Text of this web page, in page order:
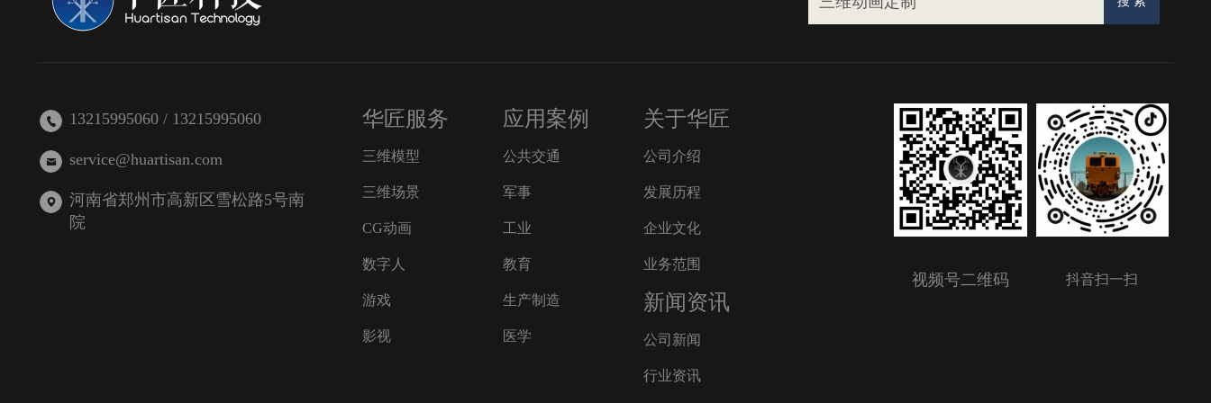
13215995060 / 13215995060
service@huartisan.com
河南省郑州市高新区雪松路5号南
院
华匠服务
三维模型
三维场景
CG动画
数字人
游戏
影视
应用案例
公共交通
军事
工业
教育
生产制造
医学
关于华匠
公司介绍
发展历程
企业文化
业务范围
新闻资讯
公司新闻
行业资讯
视频号二维码 抖音扫一扫